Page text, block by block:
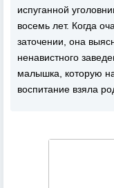
испуганной
восемь лет. Когда
заточении, она
ненавистного
малышка, которую
воспитание взяла